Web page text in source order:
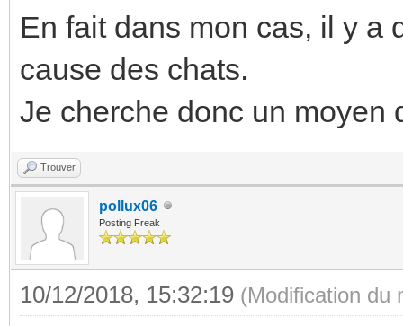
En fait dans mon cas, il y a
cause des chats.
Je cherche donc un moyen
Trouver
pollux06
Posting Freak
10/12/2018, 15:32:19 (Modification du